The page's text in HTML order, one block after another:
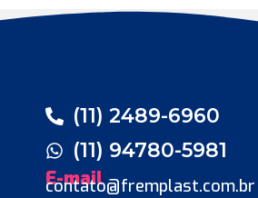
(11) 2489-6960
(11) 94780-5981
E-mail
contato@fremplast.com.br